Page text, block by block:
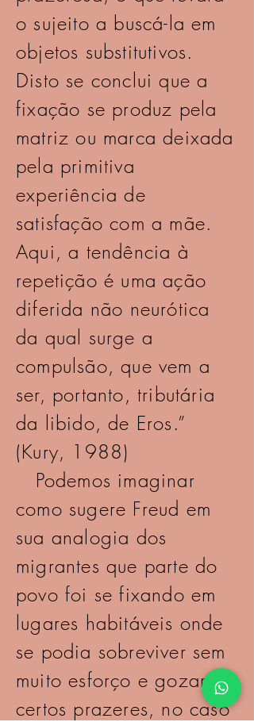
o sujeito a buscá-la em
objetos substitutivos.
Disto se conclui que a
fixação se produz pela
matriz ou marca deixada
pela primitiva
experiência de
satisfação com a mãe.
Aqui, a tendência à
repetição é uma ação
diferida não neurótica
da qual surge a
compulsão, que vem a
ser, portanto, tributária
da libido, de Eros.”
(Kury, 1988)
Podemos imaginar
como sugere Freud em
sua analogia dos
migrantes que parte do
povo foi se fixando em
lugares habitáveis onde
se podia sobreviver sem
muito esforço e gozar de
certos prazeres, no caso